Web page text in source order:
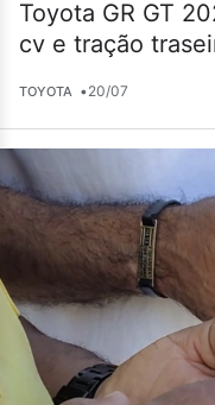
Toyota GR GT
cv e tração
TOYOTA •20/07